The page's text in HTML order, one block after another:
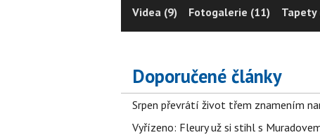
Videa (9) Fotogalerie (11) Tapety
Doporučené články
Srpen převrátí život třem znamením
Vyřízeno: Fleury už si stihl s